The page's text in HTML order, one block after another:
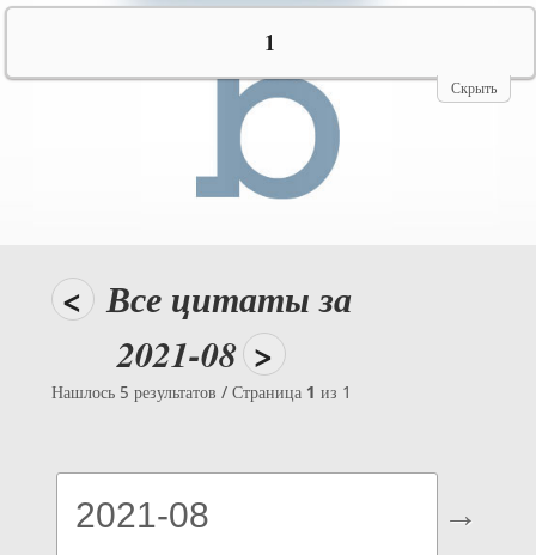
< Все цитаты за
2021-08 >
Нашлось 5 результатов / Страница 1 из 1
Скрыть
1